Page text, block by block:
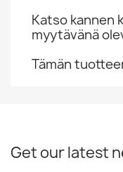
Katso kannen
myytävänä
Tämän
Get our latest